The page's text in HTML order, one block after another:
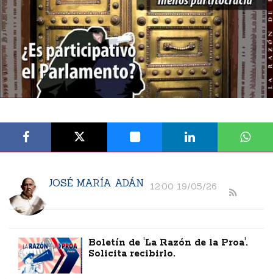
JOSÉ MARÍA ADÁN 12:00 19/05/26
Boletín de 'La Razón de la Proa'.
Solicita recibirlo.